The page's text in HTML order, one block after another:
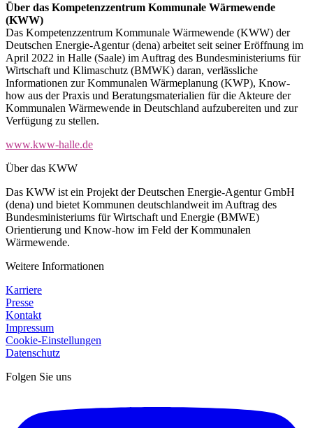
Über das Kompetenzzentrum Kommunale Wärmewende
(KWW)
Das Kompetenzzentrum Kommunale Wärmewende (KWW) der
Deutschen Energie-Agentur (dena) arbeitet seit seiner Eröffnung im
April 2022 in Halle (Saale) im Auftrag des Bundesministeriums für
Wirtschaft und Klimaschutz (BMWK) daran, verlässliche
Informationen zur Kommunalen Wärmeplanung (KWP), Know-
how aus der Praxis und Beratungsmaterialien für die Akteure der
Kommunalen Wärmewende in Deutschland aufzubereiten und zur
Verfügung zu stellen.
www.kww-halle.de
Über das KWW
Das KWW ist ein Projekt der Deutschen Energie-Agentur GmbH
(dena) und bietet Kommunen deutschlandweit im Auftrag des
Bundesministeriums für Wirtschaft und Energie (BMWE)
Orientierung und Know-how im Feld der Kommunalen
Wärmewende.
Weitere Informationen
Karriere
Presse
Kontakt
Impressum
Cookie-Einstellungen
Datenschutz
Folgen Sie uns